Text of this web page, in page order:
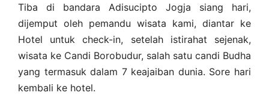
Tiba di bandara Adisucipto Jogja siang hari,
dijemput oleh pemandu wisata kami, diantar ke
Hotel untuk check-in, setelah istirahat sejenak,
wisata ke Candi Borobudur, salah satu candi Budha
yang termasuk dalam 7 keajaiban dunia. Sore hari
kembali ke hotel.